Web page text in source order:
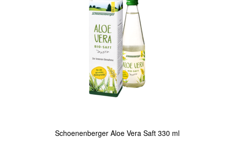
Schoenenberger Aloe Vera Saft 330 ml